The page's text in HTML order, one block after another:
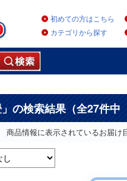
初めての方はこちら
カテゴリから探す
」の検索結果（全27件
商品情報に表示されているお届け